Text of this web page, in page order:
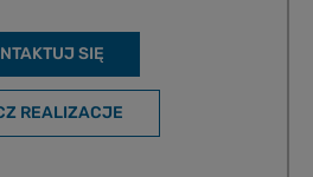
SIĘ
REALIZACJE